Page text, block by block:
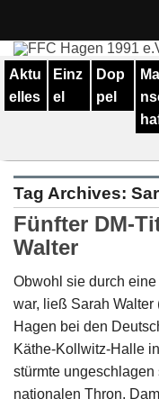
Termine
Erfolge
Geschichte
Partner
Training
Spieler
Kontakt
Links
Aktu
elles
Einz
el
Dop
pel
Tag Archives:
Fünfter DM-
Walter
Obwohl sie durch
war, ließ Sarah
Hagen bei den
Käthe-Kollwitz-Halle
stürmte
nationalen Thron.